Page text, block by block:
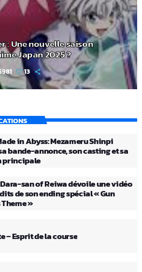
: Une nouvelle saison
Japan 2025 ?
13
in Abyss: Mezameru Shinpi
bande-annonce, son casting et sa
principale
san of Reiwa dévoile une vidéo
de son ending spécial « Gun
Theme »
– Esprit de la course